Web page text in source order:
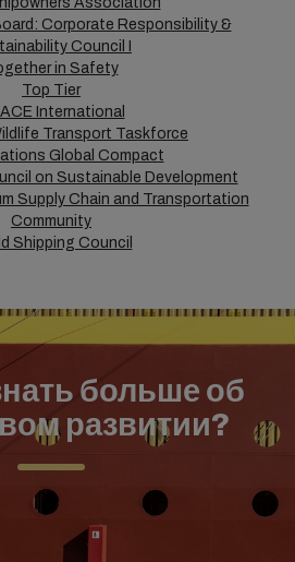
Corporate Responsibility &
Council I
in Safety
Top Tier
International
Transport Taskforce
Global Compact
on Sustainable Development
Supply Chain and Transportation
Community
Shipping Council
больше об
развитии?